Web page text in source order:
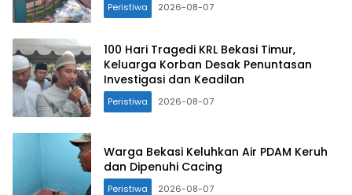
Peristiwa 2026-08-07
100 Hari Tragedi KRL Bekasi Timur,
Keluarga Korban Desak Penuntasan
Investigasi dan Keadilan
Peristiwa 2026-08-07
Warga Bekasi Keluhkan Air PDAM Keruh
dan Dipenuhi Cacing
Peristiwa 2026-08-07